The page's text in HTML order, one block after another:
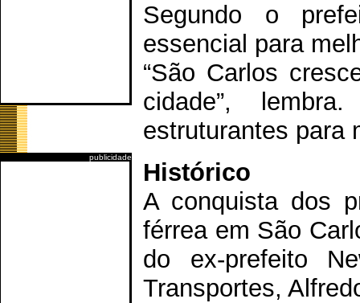
publicidade
Segundo o
essencial para
“São Carlos
cidade”,
estruturantes para
Histórico
A conquista dos
férrea em São
do ex-prefeito
Transportes,